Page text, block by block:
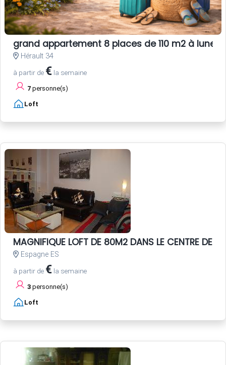
grand appartement 8 places de 110 m2 à lunel
Hérault 34
à partir de € la semaine
7 personne(s)
Loft
MAGNIFIQUE LOFT DE 80M2 DANS LE CENTRE DE
Espagne ES
à partir de € la semaine
3 personne(s)
Loft